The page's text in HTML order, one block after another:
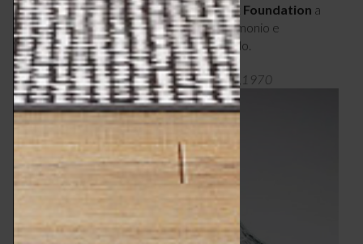
2003nasce laTapio Wirkkala Rut Bryk Foundation a
scopo di conservare il suo prezioso patrimonio e
promuovere il design finlandese nel mondo.
Tapio Wirkkala, bottiglia vodka Finlandia,1970